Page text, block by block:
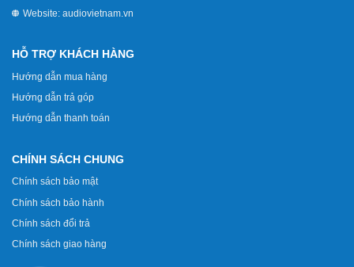
Website: audiovietnam.vn
HỖ TRỢ KHÁCH HÀNG
Hướng dẫn mua hàng
Hướng dẫn trả góp
Hướng dẫn thanh toán
CHÍNH SÁCH CHUNG
Chính sách bảo mật
Chính sách bảo hành
Chính sách đổi trả
Chính sách giao hàng